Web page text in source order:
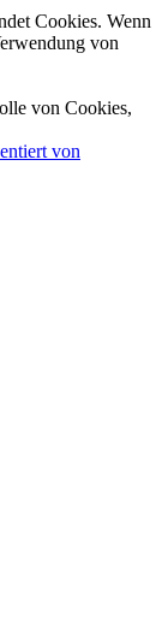
Cookies. Wenn
von
von Cookies,
von